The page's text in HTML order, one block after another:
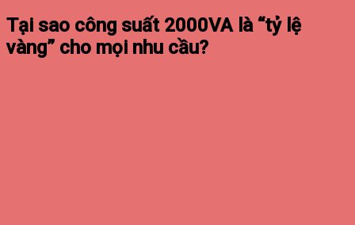
Tại sao công suất 2000VA là “tỷ lệ
vàng” cho mọi nhu cầu?